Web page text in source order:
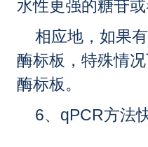
水性更强的糖苷
相应地，如果
酶标板，特殊情
酶标板。
6、 qPCR方法